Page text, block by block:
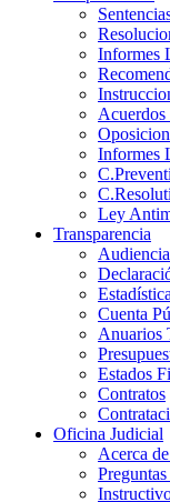
Informes
Informes
Ley
Transparencia
Cuenta
Anuarios
Estados
Contratos
Oficina Judicial
Acerca